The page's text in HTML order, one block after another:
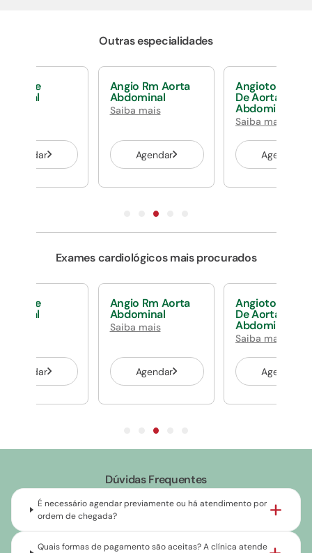
Outras especialidades
Parede
Agendar
Angio Rm Aorta
Abdominal
Saiba mais
Agendar
De Aorta
Abdominal
Saiba mais
Agendar
Exames cardiológicos mais procurados
Parede
Agendar
Angio Rm Aorta
Abdominal
Saiba mais
Agendar
De Aorta
Abdominal
Saiba mais
Agendar
Dúvidas Frequentes
É necessário agendar previamente ou há atendimento por
ordem de chegada?
Quais formas de pagamento são aceitas? A clínica atende